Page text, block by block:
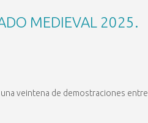
MEDIEVAL 2025.
una veintena de demostraciones entre